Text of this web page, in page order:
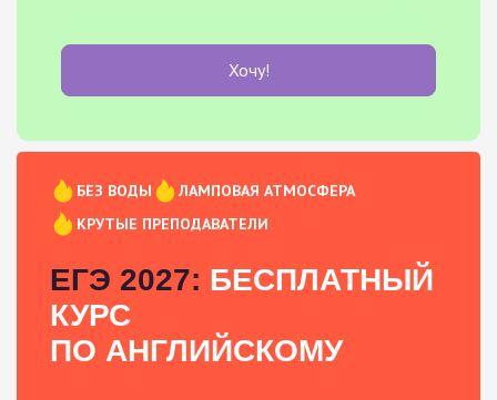
Хочу!
БЕЗ ВОДЫ
ЛАМПОВАЯ АТМОСФЕРА
КРУТЫЕ ПРЕПОДАВАТЕЛИ
ЕГЭ 2027: БЕСПЛАТНЫЙ
КУРС
ПО АНГЛИЙСКОМУ